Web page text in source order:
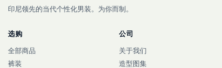
印尼领先的当代个性化男装。为你而制。
选购
全部商品
裤装
公司
关于我们
造型图集